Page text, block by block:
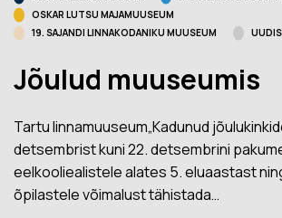
OSKAR LUTSU MAJAMUUSEUM
19. SAJANDI LINNAKODANIKU MUUSEUM
UUDIS
Jõulud muuseumis
Tartu linnamuuseum„Kadunud
detsembrist kuni 22. detsembrini
eelkooliealistele alates 5. eluaastast
õpilastele võimalust tähistada…